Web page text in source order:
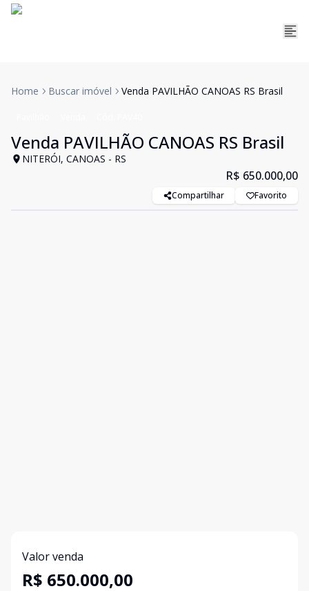
Home Buscar imóvel Venda PAVILHÃO CANOAS RS Brasil
Venda PAVILHÃO CANOAS RS Brasil
NITERÓI, CANOAS - RS
R$ 650.000,00
Compartilhar Favorito
Valor venda
R$ 650.000,00